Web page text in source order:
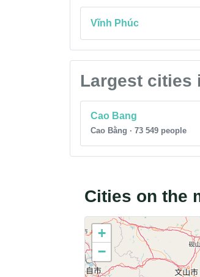
Vĩnh Phúc
Largest cities
Cao Bang
Cao Bằng · 73 549 people
Cities on the
+
−